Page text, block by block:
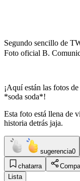
Segundo sencillo de
Foto oficial B.
¡Aquí están las fotos
*soda soda*!
Esta foto está llena de
historia detrás jaja.
sugerencia0
chatarra
Lista